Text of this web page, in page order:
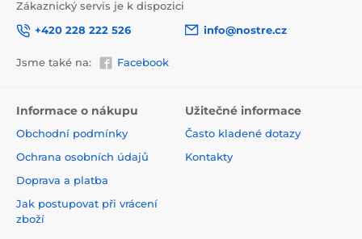
Použitá tisková metoda je ekologická, a proto jsou
přísné normy a mají VOC i GREENGUARD GOLD
certifikaci. Navíc jsou bez obsahu PVC a lepidlo je na
Zákaznický servis je k dispozici
+420 228 222 526
info@nostre.cz
Jsme také na: Facebook
Informace o nákupu
Obchodní podmínky
Ochrana osobních údajů
Doprava a platba
Jak postupovat při vrácení
zboží
Užitečné informace
Často kladené dotazy
Kontakty